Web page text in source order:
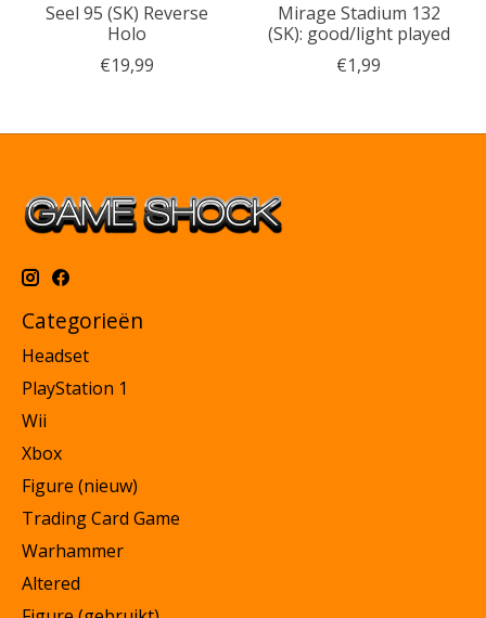
Seel 95 (SK) Reverse
Holo
€19,99
Mirage Stadium 132
(SK): good/light played
€1,99
Categorieën
Headset
PlayStation 1
Wii
Xbox
Figure (nieuw)
Trading Card Game
Warhammer
Altered